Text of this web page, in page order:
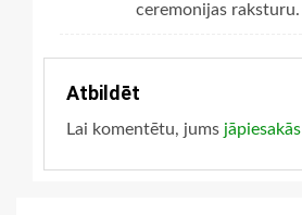
ceremonijas raksturu.
Atbildēt
Lai komentētu, jums jāpiesakās